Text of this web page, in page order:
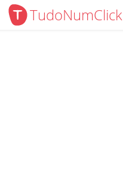
TudoNumClick